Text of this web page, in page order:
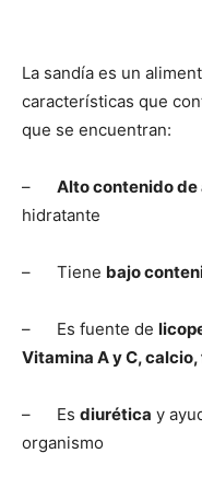
La sandía es un
características que
que se encuentran:
– Alto contenido de
hidratante
– Tiene bajo
– Es fuente de
Vitamina A y C,calcio,
– Es diurética y
organismo